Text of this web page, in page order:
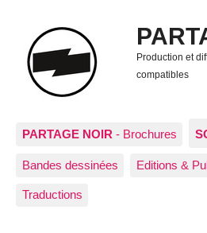
Production et
compatibles
PARTAGE NOIR - Brochures
Bandes dessinées Editions &
Traductions